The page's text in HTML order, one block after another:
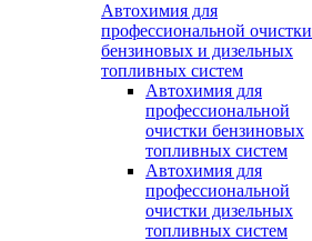
Автохимия для
профессиональной очистки
бензиновых и дизельных
топливных систем
Автохимия для
профессиональной
очистки бензиновых
топливных систем
Автохимия для
профессиональной
очистки дизельных
топливных систем